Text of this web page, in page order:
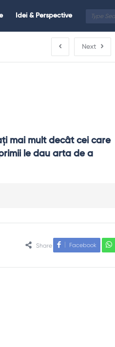
Idei & Perspective
Next
mai mult decât cei care
le dau arta de a
Share Facebook